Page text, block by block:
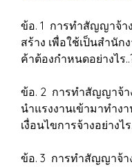
ข้อ. 1 การทำสัญญาจ้า
สร้าง เพื่อใช้เป็นสำนั
ค้าต้องกำหนดอย่างไร
ข้อ. 2 การทำสัญญาจ้า
นำแรงงานเข้ามาทำง
เงื่อนไขกา
ข้อ. 3 การทำสัญญาจ้า